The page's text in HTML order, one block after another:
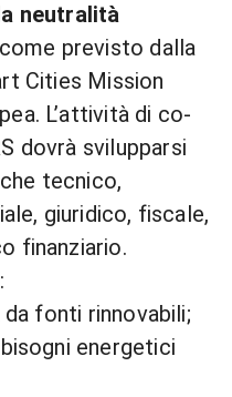
neutralità
previsto dalla
Cities Mission
L’attività di co-
dovrà svilupparsi
tecnico,
giuridico, fiscale,
finanziario.
da fonti rinnovabili;
energetici